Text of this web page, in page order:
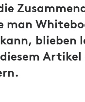
man
blieben